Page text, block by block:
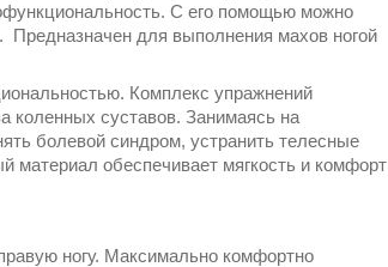
С его помощью можно
для выполнения махов ногой
Комплекс упражнений
коленных суставов. Занимаясь на
болевой синдром, устранить телесные
материал обеспечивает мягкость и комфорт
ногу. Максимально комфортно